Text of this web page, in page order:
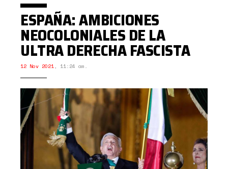
ESPAÑA: AMBICIONES
NEOCOLONIALES DE LA
ULTRA DERECHA FASCISTA
12 Nov 2021, 11:24 am.